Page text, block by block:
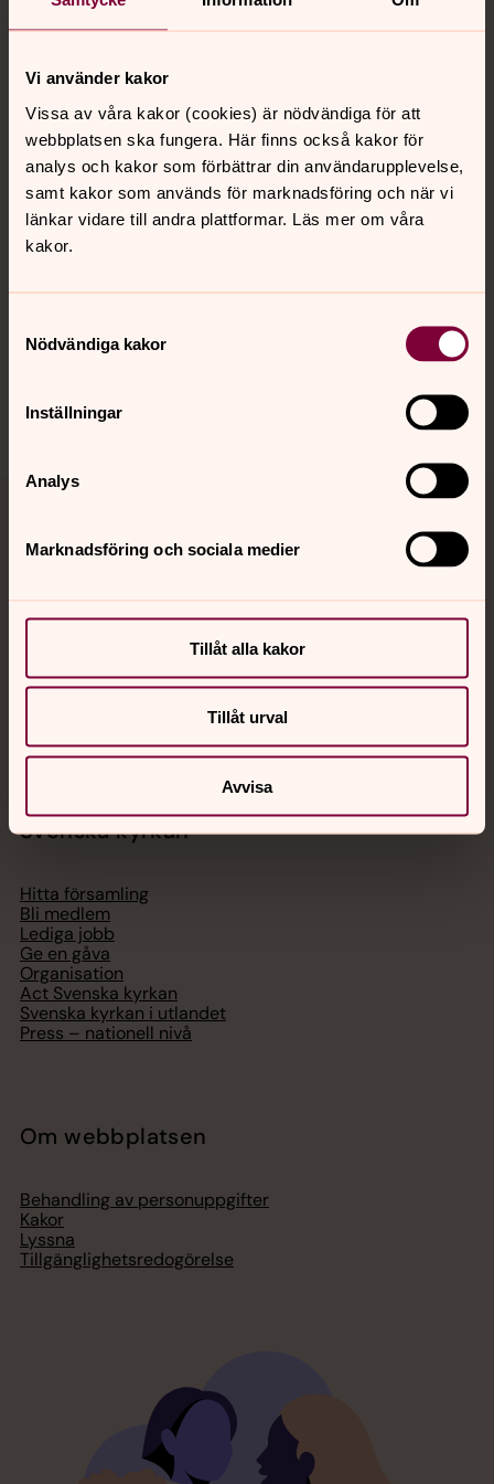
Vi använder kakor
Vissa av våra kakor (cookies) är nödvändiga för att
webbplatsen ska fungera. Här finns också kakor för
analys och kakor som förbättrar din användarupplevelse,
samt kakor som används för marknadsföring och när vi
länkar vidare till andra plattformar. Läs mer om våra
kakor.
Nödvändiga kakor
Inställningar
Analys
Marknadsföring och sociala medier
Tillåt alla kakor
Tillåt urval
Avvisa
Kontakt
Kalender
Sociala kanaler
med en präst på kvällar och nätter.
Digitalt brev
Svenska kyrkan
Hitta församling
Bli medlem
Lediga jobb
Ge en gåva
Organisation
Act Svenska kyrkan
Svenska kyrkan i utlandet
Press – nationell nivå
Om webbplatsen
Behandling av personuppgifter
Kakor
Lyssna
Tillgänglighetsredogörelse